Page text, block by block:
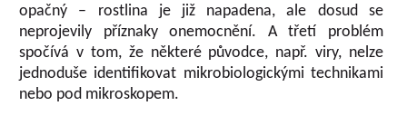
opačný – rostlina je již napadena, ale dosud se
neprojevily příznaky onemocnění. A třetí problém
spočívá v tom, že některé původce, např. viry, nelze
jednoduše identifikovat mikrobiologickými technikami
nebo pod mikroskopem.